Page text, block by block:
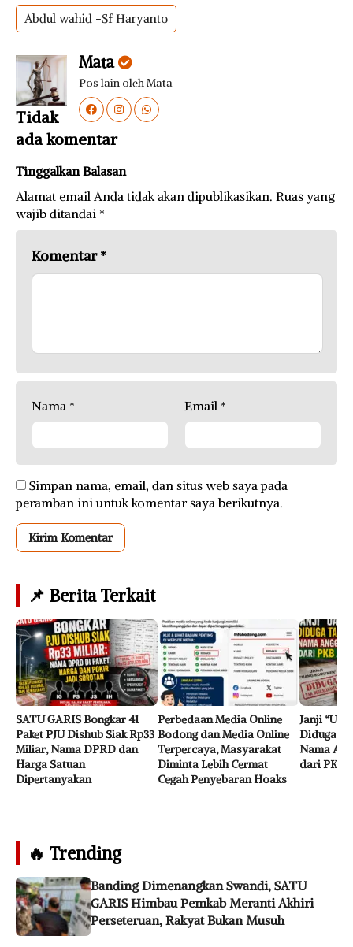
Abdul wahid -Sf Haryanto
Mata
Pos lain oleh Mata
Tidak
ada komentar
Tinggalkan Balasan
Alamat email Anda tidak akan dipublikasikan. Ruas yang
wajib ditandai *
Komentar*
Nama * Email *
Simpan nama, email, dan situs web saya pada
peramban ini untuk komentar saya berikutnya.
📌 Berita Terkait
SATU GARIS Bongkar 41
Paket PJU Dishub Siak Rp33
Miliar, Nama DPRD dan
Harga Satuan
Dipertanyakan
Perbedaan Media Online
Bodong dan Media Online
Terpercaya, Masyarakat
Diminta Lebih Cermat
Cegah Penyebaran Hoaks
Janji
Diduga
Nama
dari PKB
🔥 Trending
Banding Dimenangkan Swandi, SATU
GARIS Himbau Pemkab Meranti Akhiri
Perseteruan, Rakyat Bukan Musuh